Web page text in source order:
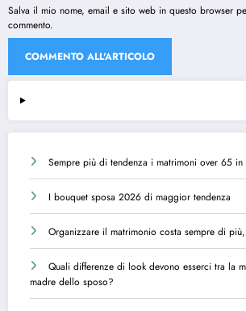
Salva il mio nome, email e sito web in questo browser
commento.
Sempre più di tendenza i matrimoni over 65 in
I bouquet sposa 2026 di maggior tendenza
Organizzare il matrimonio costa sempre di
Quali differenze di look devono esserci tra la
madre dello sposo?